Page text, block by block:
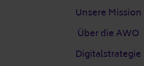
Unsere Mission
Über die AWO
Digitalstrategie